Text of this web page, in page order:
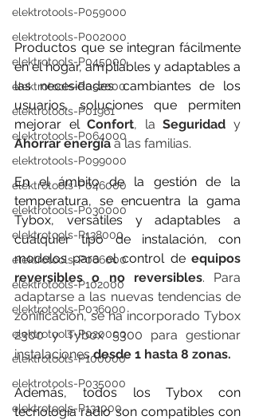
elektrotools-P059000
elektrotools-P002000
elektrotools-P045000
elektrotools-P052000
elektrotools-P01961
elektrotools-P064000
elektrotools-P099000
elektrotools-P046000
elektrotools-P030000
elektrotools-P138000
elektrotools-P066000
elektrotools-P102000
elektrotools-P036000
elektrotools-P020000
elektrotools-P100000
elektrotools-P035000
elektrotools-P131000
Productos que se integran fácilmente
en el hogar, ampliables y adaptables a
las necesidades cambiantes de los
usuarios, soluciones que permiten
mejorar el Confort, la Seguridad
Ahorrar energía a las familias.
En el ámbito de la gestión de la
temperatura, se encuentra la gama
Tybox, versátiles y adaptables a
cualquier tipo de instalación, con
modelos para el control de equipos
reversibles o no reversibles. Para
adaptarse a las nuevas tendencias de
zonificación, se ha incorporado Tybox
2300 y Tybox 5300 para gestionar
instalaciones desde 1 hasta 8 zonas.
Además, todos los Tybox con
tecnología radio son compatibles con